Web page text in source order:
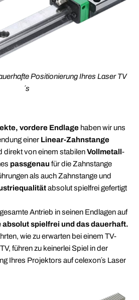
Positionierung Ihres Laser TV
´s
vordere Endlage haben wir uns
einer Linear-Zahnstange
direkt von einem stabilenVollmetall-
passgenau für die Zahnstange
als auch Zahnstange und
absolut spielfrei gefertigt
Antrieb in seinen Endlagen auf
absolut spielfrei und das dauerhaft.
wie zu erwarten bei einem TV-
führen zu keinerlei Spiel in der
Ihres Projektors auf celexon´s Laser